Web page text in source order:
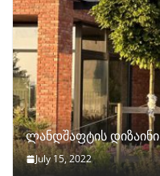
ლანდშაფტის დიზაინი
July 15, 2022